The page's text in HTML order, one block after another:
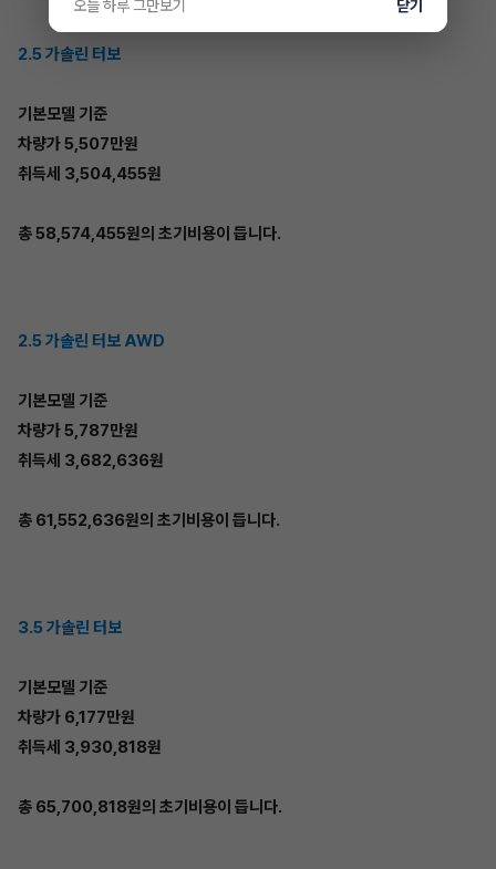
2.5 가솔린 터보
기본모델 기준
차량가 5,507만원
취득세 3,504,455원
총 58,574,455원의 초기비용이 듭니다.
2.5 가솔린 터보 AWD
기본모델 기준
차량가 5,787만원
취득세 3,682,636원
총 61,552,636원의 초기비용이 듭니다.
3.5 가솔린 터보
기본모델 기준
차량가 6,177만원
취득세 3,930,818원
총 65,700,818원의 초기비용이 듭니다.
오늘 하루 그만보기 닫기